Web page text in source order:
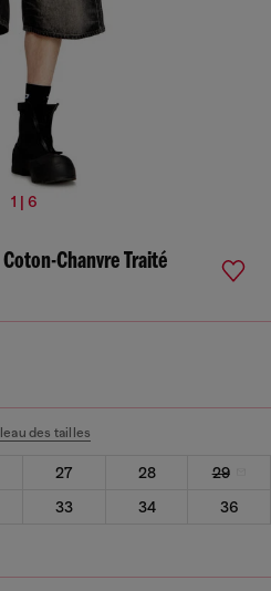
1 | 6
Chanvre Traité
des tailles
27 28
29
33 34
36